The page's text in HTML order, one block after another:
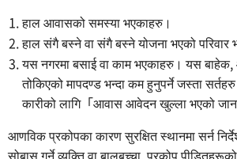
हाल आवासको समस्या भएकाहरु।
हाल संगै बस्ने वा संगै बस्ने योजना भएको परिवार
यस नगरमा बसाई वा काम भएकाहरु। यस बाहेक,
तोकिएको मापदण्ड भन्दा कम हुनुपर्ने जस्ता
कारीको लागि「आवास आवेदन खुल्ला भएको
आणविक प्रकोपका कारण सुरक्षित स्थानमा सर्न
सोबास गर्ने व्यक्ति वा बालबच्चा, प्रकोप